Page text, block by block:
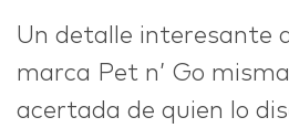
Un detalle interesante
marca Pet n’ Go
acertada de quien lo